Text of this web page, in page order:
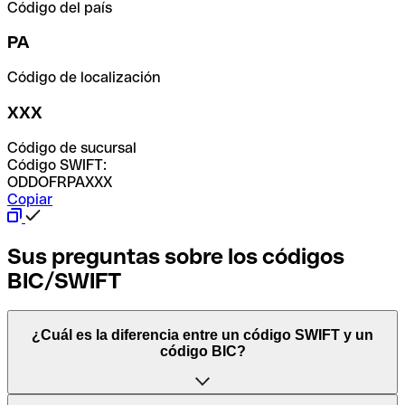
Código del país
PA
Código de localización
XXX
Código de sucursal
Código SWIFT:
ODDOFRPAXXX
Copiar
Sus preguntas sobre los códigos
BIC/SWIFT
¿Cuál es la diferencia entre un código SWIFT y un
código BIC?